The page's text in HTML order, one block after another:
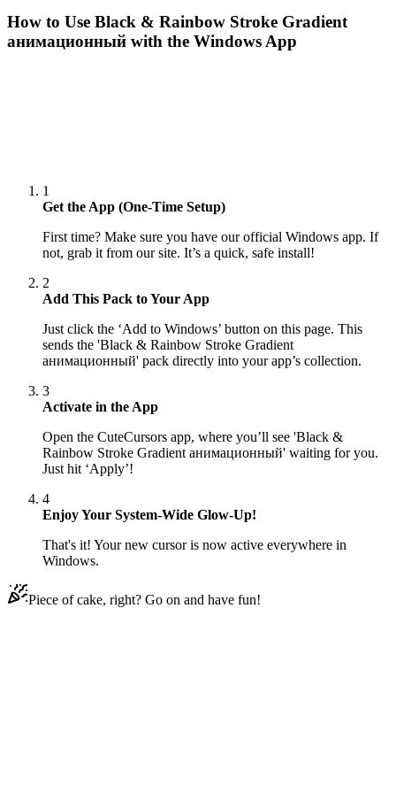
How to Use Black & Rainbow Stroke Gradient
анимационный with the Windows App
1
Get the App (One-Time Setup)
First time? Make sure you have our official Windows app. If
not, grab it from our site. It’s a quick, safe install!
2
Add This Pack to Your App
Just click the ‘Add to Windows’ button on this page. This
sends the 'Black & Rainbow Stroke Gradient
анимационный' pack directly into your app’s collection.
3
Activate in the App
Open the CuteCursors app, where you’ll see 'Black &
Rainbow Stroke Gradient анимационный' waiting for you.
Just hit ‘Apply’!
4
Enjoy Your System-Wide Glow-Up!
That's it! Your new cursor is now active everywhere in
Windows.
Piece of cake, right? Go on and have fun!